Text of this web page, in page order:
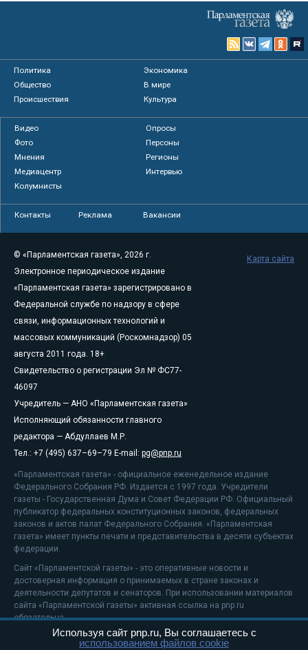
Политика
Экономика
Общество
В мире
Происшествия
Культура
Видео
Опросы
Фото
Персоны
Мнения
Регионы
Медиацентр
Интервью
Колумнисты
Контакты Реклама Вакансии
© «Парламентская газета», 2026 г.
Электронное периодическое издание
«Парламентская газета» зарегистрировано в
Федеральной службе по надзору в сфере
связи, информационных технологий и
массовых коммуникаций (Роскомнадзор) 05
августа 2011 года. 18+
Свидетельство о регистрации Эл № ФС77-
46097
Учредитель — АНО «Парламентская газета»
Исполняющий обязанности главного
редактора — Абдуллаев М.Р.
Тел.: +7 (495) 637–69–79 E-mail: pg@pnp.ru
«Парламентская газета» - официальное еженедельное издание
Федерального Собрания РФ. Издается с 1997 года. Учредители
газеты - Государственная Дума и Совет Федерации РФ. Официальный
публикатор федеральных конституционных законов, федеральных
законов и актов палат Федерального Собрания. «Парламентская
газета» имеет пункты печати и представительства в десяти субъектах
федерации.
Сайт «Парламентской газеты» - это оперативные новости и
достоверная информация о принимаемых в стране законах и
деятельности депутатов и сенаторов. При использовании материалов
сайта «Парламентской газеты» активная ссылка на pnp.ru
обязательна.
На информационном ресурсе применяютсярекомендательные
Карта сайта
Используя сайт pnp.ru, Вы соглашаетесь с
использованием файлов cookie